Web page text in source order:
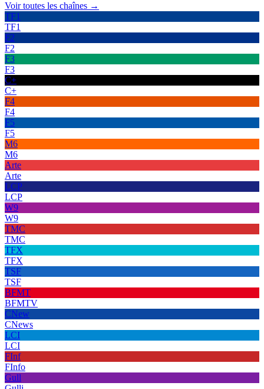
Voir toutes les chaînes →
TF1
TF1
F2
F2
F3
F3
C+
C+
F4
F4
F5
F5
M6
M6
Arte
Arte
LCP
LCP
W9
W9
TMC
TMC
TFX
TFX
TSF
TSF
BFMT
BFMTV
CNew
CNews
LCI
LCI
FInf
FInfo
Gull